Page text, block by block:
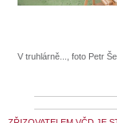
V truhlárně..., foto Petr